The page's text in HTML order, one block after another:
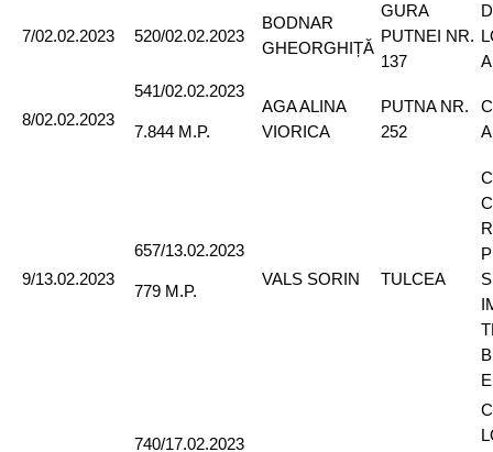
7/02.02.2023 520/02.02.2023
BODNAR
GHEORGHIȚĂ
GURA
PUTNEI NR.
137
8/02.02.2023
541/02.02.2023
7.844 M.P.
AGA ALINA
VIORICA
PUTNA NR.
252
9/13.02.2023
657/13.02.2023
779 M.P.
VALS SORIN TULCEA
740/17.02.2023